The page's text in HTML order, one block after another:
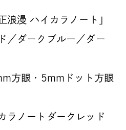
浪漫 ハイカラノート」
／ダークブルー／ダー
方眼・5mmドット方眼
ラノートダークレッド